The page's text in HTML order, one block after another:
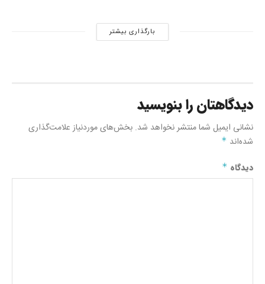
بارگذاری بیشتر
دیدگاهتان را بنویسید
نشانی ایمیل شما منتشر نخواهد شد.بخش‌های موردنیاز علامت‌گذاری
شده‌اند*
دیدگاه*